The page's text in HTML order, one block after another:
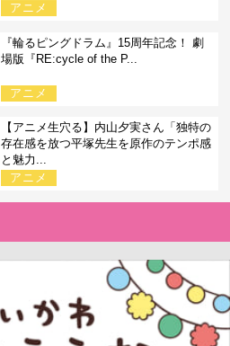
アニメ
『輪るピングドラム』15周年記念！ 劇
場版『RE:cycle of the P...
アニメ
【アニメ生穴る】内山夕実さん「独特の
存在感を放つ平塚先生を原作のテンポ感
と魅力...
アニメ